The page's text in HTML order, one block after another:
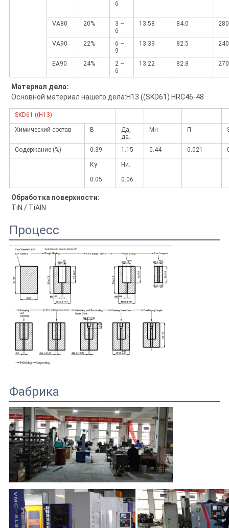
6
VA80 20%
3 ~
6
13.58 84.0 280
VA90 22%
6 ~
9
13.39 82.5 240
EA90 24%
2 ~
6
13.22 82.8 270
Материал дела:
Основной материал нашего дела:H13 ((SKD61) HRC46-48
SKD61 ((H13)
Химический состав В
Да,
да.
Мн П
Содержание (%) 0.39 1.15 0.44 0.021
Ку Ни.
0.05 0.06
Обработка поверхности:
TiN / TiAlN
Процесс
Фабрика